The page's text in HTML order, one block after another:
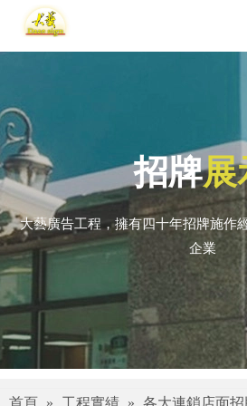
招牌展
大藝廣告工程，擁有四十年招牌施作
企業
首頁 » 工程實績 » 各大連鎖店面